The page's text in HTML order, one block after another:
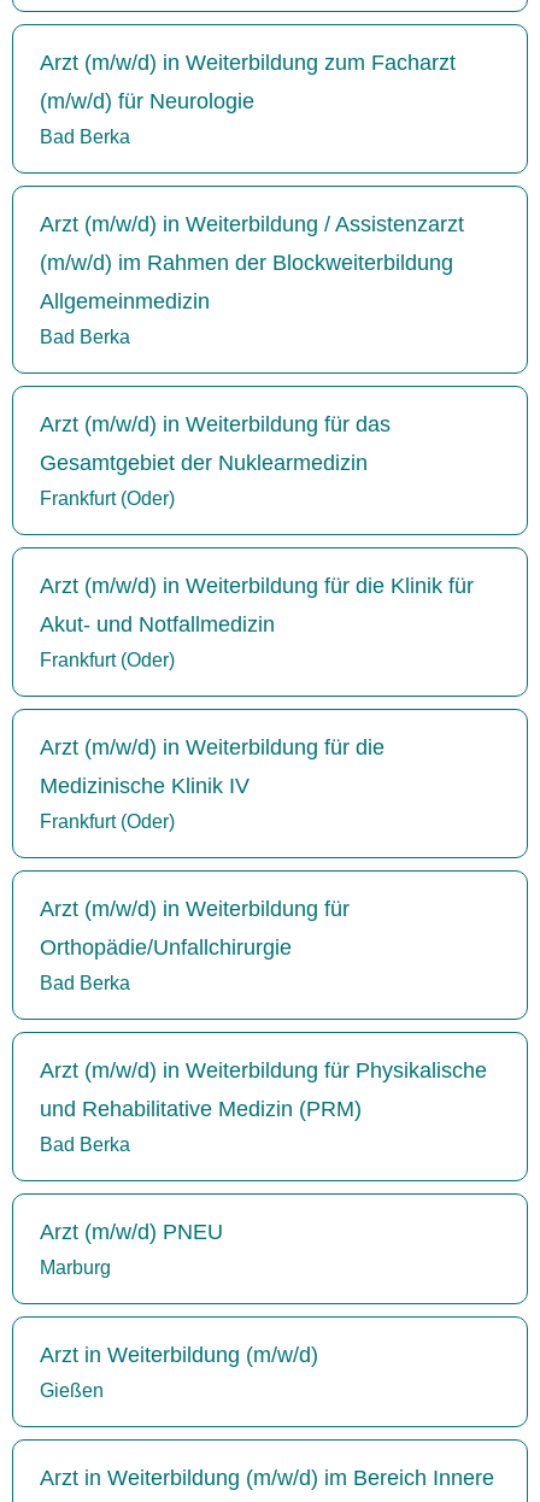
Arzt (m/w/d) in Weiterbildung zum Facharzt
(m/w/d) für Neurologie
Bad Berka
Arzt (m/w/d) in Weiterbildung / Assistenzarzt
(m/w/d) im Rahmen der Blockweiterbildung
Allgemeinmedizin
Bad Berka
Arzt (m/w/d) in Weiterbildung für das
Gesamtgebiet der Nuklearmedizin
Frankfurt (Oder)
Arzt (m/w/d) in Weiterbildung für die Klinik für
Akut- und Notfallmedizin
Frankfurt (Oder)
Arzt (m/w/d) in Weiterbildung für die
Medizinische Klinik IV
Frankfurt (Oder)
Arzt (m/w/d) in Weiterbildung für
Orthopädie/Unfallchirurgie
Bad Berka
Arzt (m/w/d) in Weiterbildung für Physikalische
und Rehabilitative Medizin (PRM)
Bad Berka
Arzt (m/w/d) PNEU
Marburg
Arzt in Weiterbildung (m/w/d)
Gießen
Arzt in Weiterbildung (m/w/d) im Bereich Innere